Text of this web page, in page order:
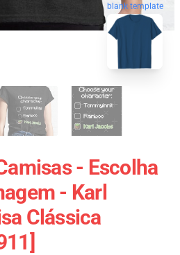
blank template
- Escolha
- Karl
Clássica